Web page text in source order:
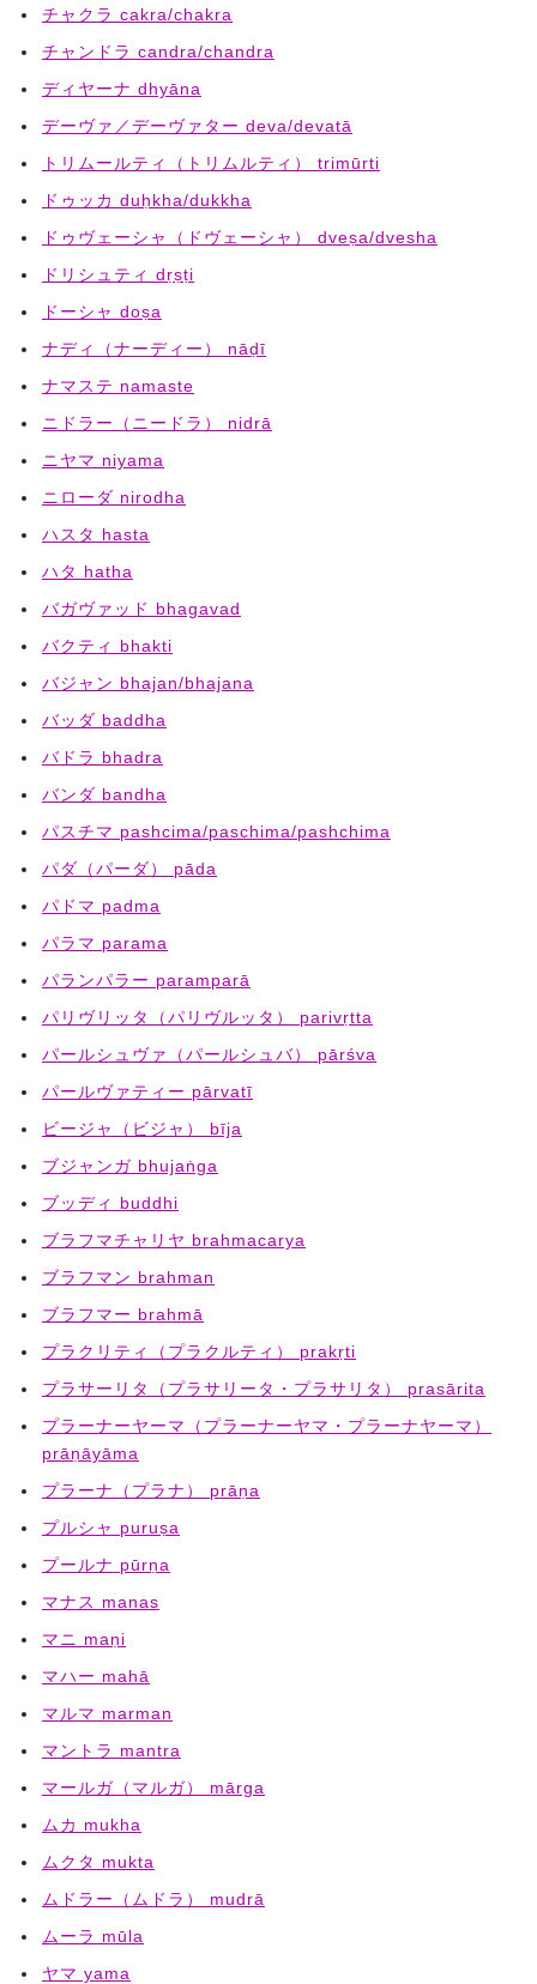
チャクラ cakra/chakra
チャンドラ candra/chandra
ディヤーナ dhyāna
デーヴァ／デーヴァター deva/devatā
トリムールティ（トリムルティ） trimūrti
ドゥッカ duḥkha/dukkha
ドゥヴェーシャ（ドヴェーシャ） dveṣa/dvesha
ドリシュティ dṛṣṭi
ドーシャ doṣa
ナディ（ナーディー） nāḍī
ナマステ namaste
ニドラー（ニードラ） nidrā
ニヤマ niyama
ニローダ nirodha
ハスタ hasta
ハタ hatha
バガヴァッド bhagavad
バクティ bhakti
バジャン bhajan/bhajana
バッダ baddha
バドラ bhadra
バンダ bandha
パスチマ pashcima/paschima/pashchima
パダ（パーダ） pāda
パドマ padma
パラマ parama
パランパラー paramparā
パリヴリッタ（パリヴルッタ） parivṛtta
パールシュヴァ（パールシュバ） pārśva
パールヴァティー pārvatī
ビージャ（ビジャ） bīja
ブジャンガ bhujaṅga
ブッディ buddhi
ブラフマチャリヤ brahmacarya
ブラフマン brahman
ブラフマー brahmā
プラクリティ（プラクルティ） prakṛti
プラサーリタ（プラサリータ・プラサリタ） prasārita
プラーナーヤーマ（プラーナーヤマ・プラーナヤーマ）
prāṇāyāma
プラーナ（プラナ） prāṇa
プルシャ puruṣa
プールナ pūrṇa
マナス manas
マニ maṇi
マハー mahā
マルマ marman
マントラ mantra
マールガ（マルガ） mārga
ムカ mukha
ムクタ mukta
ムドラー（ムドラ） mudrā
ムーラ mūla
ヤマ yama